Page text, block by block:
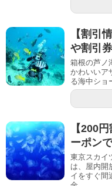
【割引
や割引
箱根の芦ノ
かわいいア
る海中ショ
【200
ーポン
東京スカイ
は、屋内開
イをすぐ間